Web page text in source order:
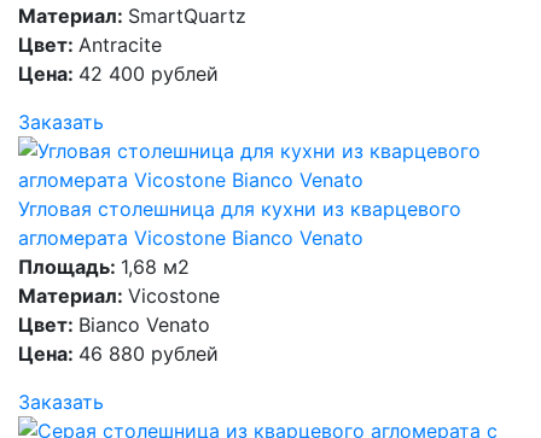
Материал: SmartQuartz
Цвет: Antracite
Цена: 42 400 рублей
Заказать
Угловая столешница для кухни из кварцевого
агломерата Vicostone Bianco Venato
Площадь: 1,68 м2
Материал: Vicostone
Цвет: Bianco Venato
Цена: 46 880 рублей
Заказать